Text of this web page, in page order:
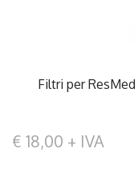
Filtri per ResMed
€ 18,00 + IVA